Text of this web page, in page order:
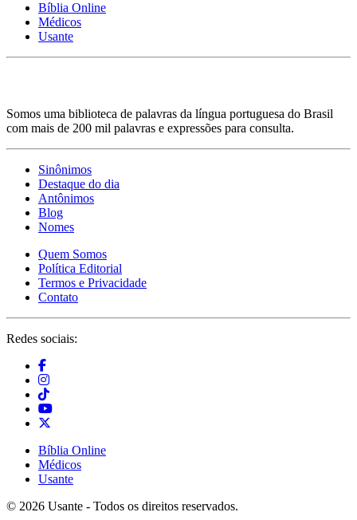
Bíblia Online
Médicos
Usante
Somos uma biblioteca de palavras da língua portuguesa do Brasil
com mais de 200 mil palavras e expressões para consulta.
Sinônimos
Destaque do dia
Antônimos
Blog
Nomes
Quem Somos
Política Editorial
Termos e Privacidade
Contato
Redes sociais:
Bíblia Online
Médicos
Usante
© 2026 Usante - Todos os direitos reservados.